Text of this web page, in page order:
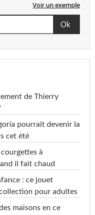
Voir un exemple
de Thierry
pourrait devenir la
cet été
à
il fait chaud
: ce jouet
pour adultes
maisons en ce